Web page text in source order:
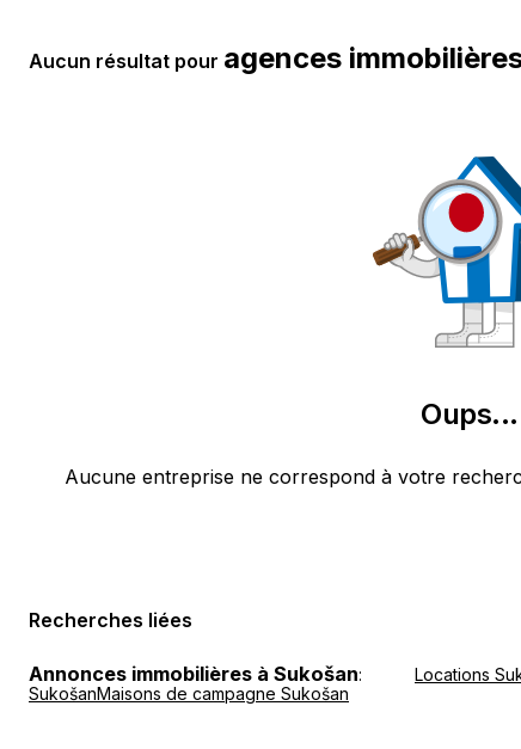
Aucun résultat pour agences
Oups...
Aucune entreprise ne correspond à votre
Recherches liées
Annonces immobilières à Sukošan: Locations
SukošanMaisons de campagne Sukošan